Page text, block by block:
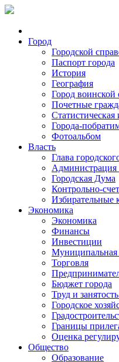
Город
Городской
Паспорт города
История
География
Город воинской
Почетные
Города-
Фотоальбом
Власть
Глава
Администрация
Городская Дума
Контрольно-
Избирательные
Экономика
Экономика
Финансы
Инвестиции
Муниципальная
Торговля
Бюджет города
Труд и
Городское
Границы
Оценка
Общество
Образование